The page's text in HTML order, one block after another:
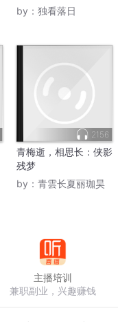
by： 独看落日
2156
青梅逝，相思长：侠影
残梦
by： 青雲长夏丽珈昊
主播培训
兼职副业，兴趣赚钱